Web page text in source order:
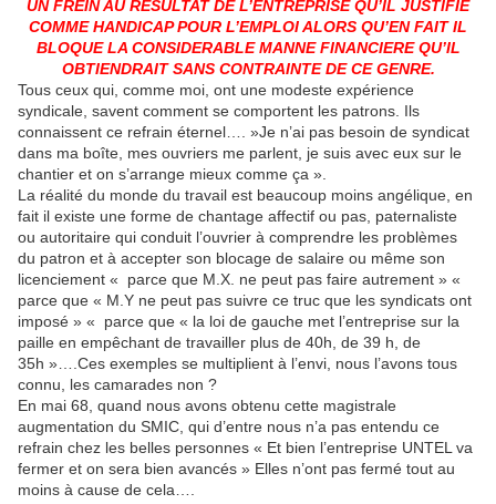
UN FREIN AU RESULTAT DE L’ENTREPRISE QU’IL JUSTIFIE
COMME HANDICAP POUR L’EMPLOI ALORS QU’EN FAIT IL
BLOQUE LA CONSIDERABLE MANNE FINANCIERE QU’IL
OBTIENDRAIT SANS CONTRAINTE DE CE GENRE.
Tous ceux qui, comme moi, ont une modeste expérience
syndicale, savent comment se comportent les patrons. Ils
connaissent ce refrain éternel…. »Je n’ai pas besoin de syndicat
dans ma boîte, mes ouvriers me parlent, je suis avec eux sur le
chantier et on s’arrange mieux comme ça ».
La réalité du monde du travail est beaucoup moins angélique, en
fait il existe une forme de chantage affectif ou pas, paternaliste
ou autoritaire qui conduit l’ouvrier à comprendre les problèmes
du patron et à accepter son blocage de salaire ou même son
licenciement « parce que M.X. ne peut pas faire autrement » «
parce que « M.Y ne peut pas suivre ce truc que les syndicats ont
imposé » « parce que « la loi de gauche met l’entreprise sur la
paille en empêchant de travailler plus de 40h, de 39 h, de
35h »….Ces exemples se multiplient à l’envi, nous l’avons tous
connu, les camarades non ?
En mai 68, quand nous avons obtenu cette magistrale
augmentation du SMIC, qui d’entre nous n’a pas entendu ce
refrain chez les belles personnes « Et bien l’entreprise UNTEL va
fermer et on sera bien avancés » Elles n’ont pas fermé tout au
moins à cause de cela….